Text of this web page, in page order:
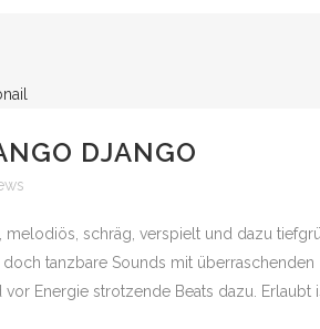
DJANGO
melodiös, schräg, verspielt und dazu
tanzbare Sounds mit
Energie strotzende Beats dazu. Erlaubt